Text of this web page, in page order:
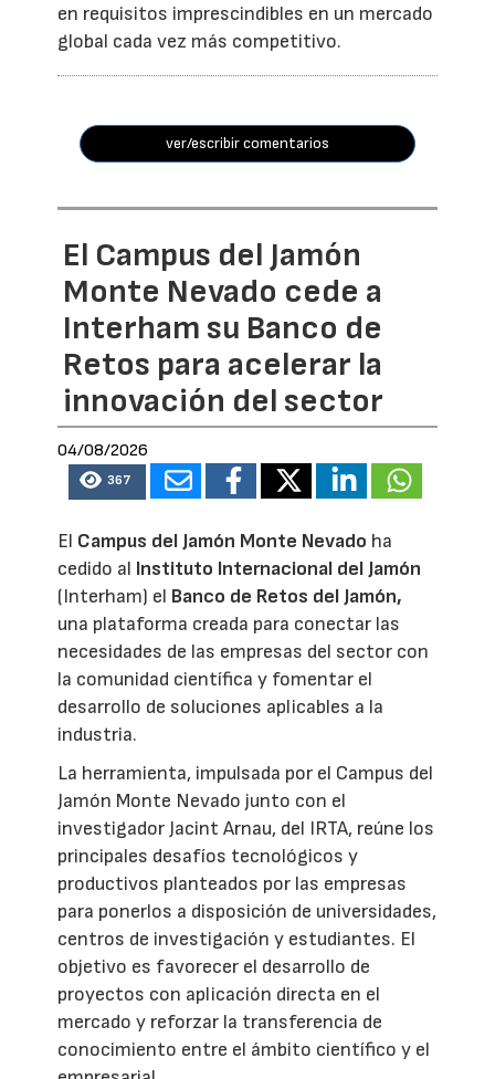
en requisitos imprescindibles en un mercado
global cada vez más competitivo.
ver/escribir comentarios
El Campus del Jamón
Monte Nevado cede a
Interham su Banco de
Retos para acelerar la
innovación del sector
04/08/2026
367
El Campus del Jamón Monte Nevado ha
cedido al Instituto Internacional del Jamón
(Interham) el Banco de Retos del Jamón,
una plataforma creada para conectar las
necesidades de las empresas del sector con
la comunidad científica y fomentar el
desarrollo de soluciones aplicables a la
industria.
La herramienta, impulsada por el Campus del
Jamón Monte Nevado junto con el
investigador Jacint Arnau, del IRTA, reúne los
principales desafíos tecnológicos y
productivos planteados por las empresas
para ponerlos a disposición de universidades,
centros de investigación y estudiantes. El
objetivo es favorecer el desarrollo de
proyectos con aplicación directa en el
mercado y reforzar la transferencia de
conocimiento entre el ámbito científico y el